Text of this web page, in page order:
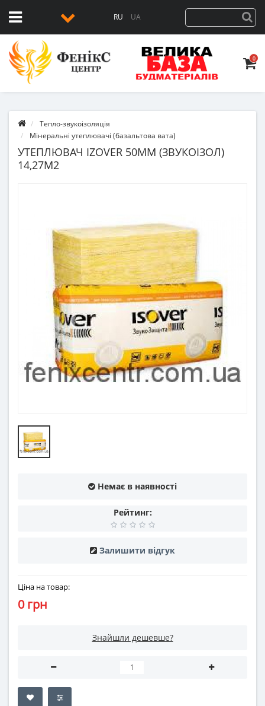
RU UA
0
Тепло-звукоізоляція
Мінеральні утеплювачі (базальтова вата)
УТЕПЛЮВАЧ IZOVER 50ММ (ЗВУКОІЗОЛ)
14,27М2
Немає в наявності
Рейтинг:
Залишити відгук
Ціна на товар:
0 грн
Знайшли дешевше?